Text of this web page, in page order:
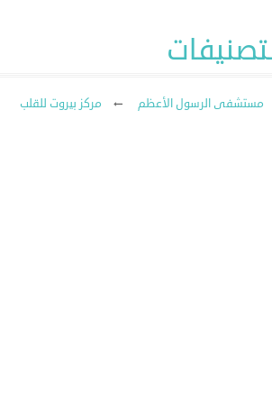
مستشفى الرسول الأعظم مركز بيروت للقلب